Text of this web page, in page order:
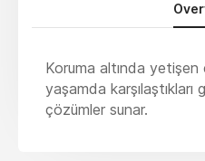
Koruma altında
yaşamda karşılaştıkları
çözümler sunar.